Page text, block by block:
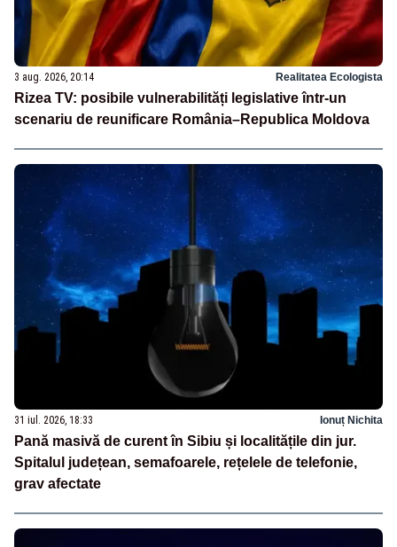
3 aug. 2026, 20:14 Realitatea Ecologista
Rizea TV: posibile vulnerabilități legislative într-un
scenariu de reunificare România–Republica Moldova
31 iul. 2026, 18:33 Ionuț Nichita
Pană masivă de curent în Sibiu și localitățile din jur.
Spitalul județean, semafoarele, rețelele de telefonie,
grav afectate